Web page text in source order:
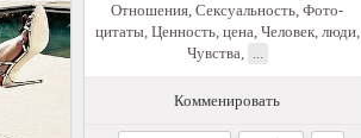
Отношения, Сексуальность, Фото-
цитаты, Ценность, цена, Человек, люди,
Чувства, ...
Комменировать